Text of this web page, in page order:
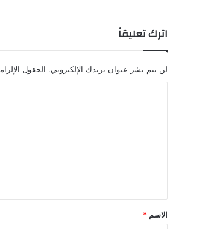
اترك تعليقاً
لن يتم نشر عنوان بريدك الإلكتروني. الحقول
الاسم *